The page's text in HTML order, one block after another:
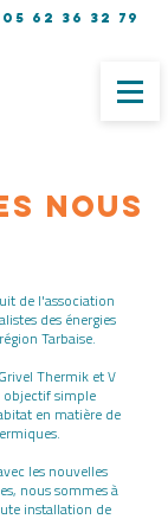
05 62 36 32 79
NOUS
de l'association
des énergies
Tarbaise.
Thermik et V
objectif simple
en matière de
les nouvelles
nous sommes à
installation de